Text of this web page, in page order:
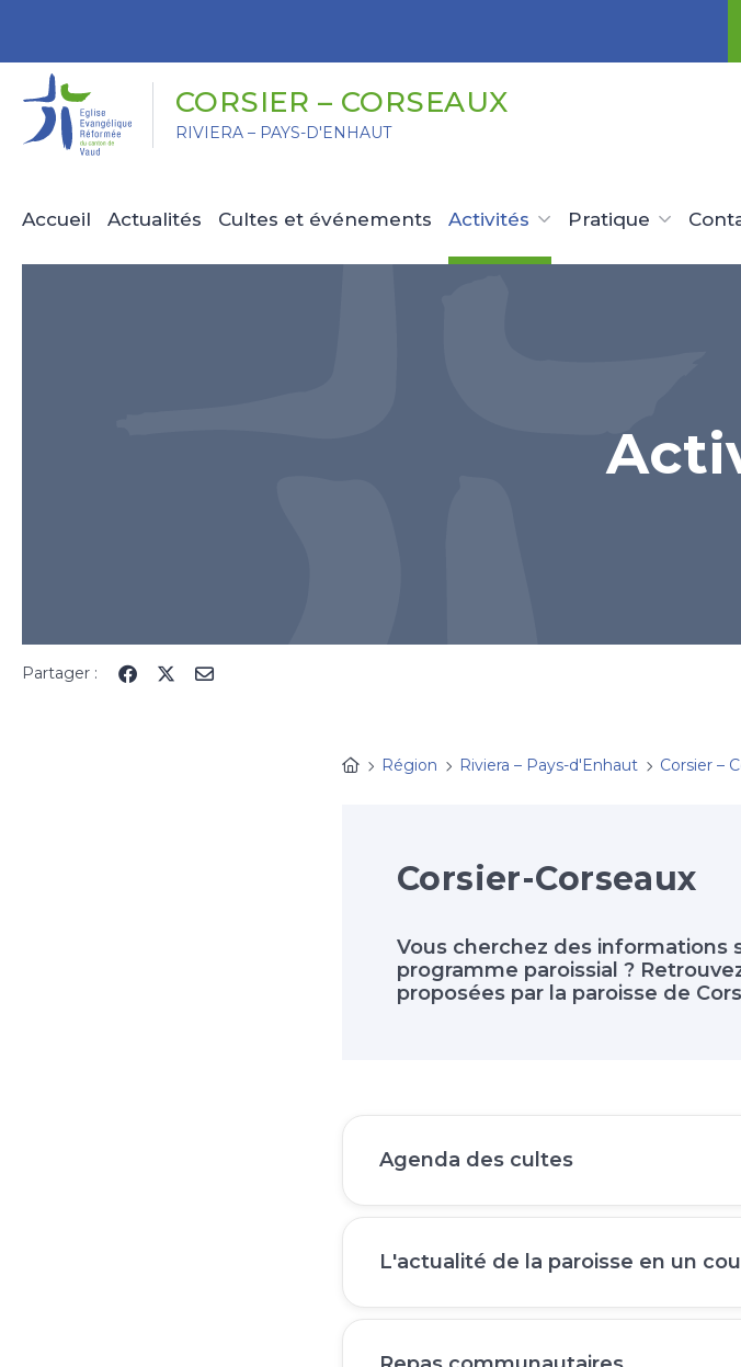
CORSIER – CORSEAUX
RIVIERA – PAYS-D'ENHAUT
Accueil Actualités Cultes et événements Activités Pratique
Partager :
Région Riviera – Pays-d'Enhaut Corsier –
Corsier-Corseaux
Vous cherchez des informations
programme paroissial ?
proposées par la paroisse de
Agenda des cultes
L'actualité de la paroisse en un